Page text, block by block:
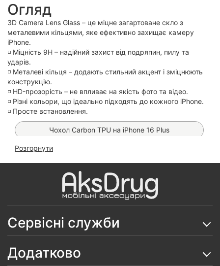
Огляд
3D Camera Lens Glass – це міцне загартоване скло з
металевими кільцями, яке ефективно захищає камеру
iPhone.
◽️ Міцність 9H – надійний захист від подряпин, пилу та
ударів.
◽️ Металеві кільця – додають стильний акцент і зміцнюють
конструкцію.
◽️ HD-прозорість – не впливає на якість фото та відео.
◽️ Різні кольори, що ідеально підходять до кожного iPhone.
◽️ Просте встановлення.
Чохол Carbon TPU на iPhone 16 Plus
Чохол Matt MagSafe Premium на iPhone 16 Plus
Чохол Proove Force Armor MagSafe на iPhone 16
Plus
Чохол Matt MagSafe Premium на iPhone 16 Plus
Чохол Anti-Broken Case на iPhone 16 Plus
Розгорнути
Сервісні служби
Додатково